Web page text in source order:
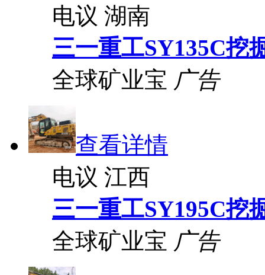
电议 湖南
三一重工SY135C挖
全球矿业宝 广告
查看详情
电议 江西
三一重工SY195C挖
全球矿业宝 广告